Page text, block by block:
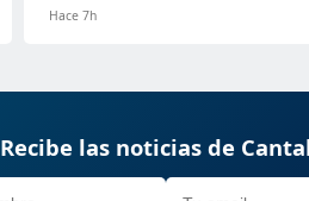
Hace 7h
Recibe las noticias de